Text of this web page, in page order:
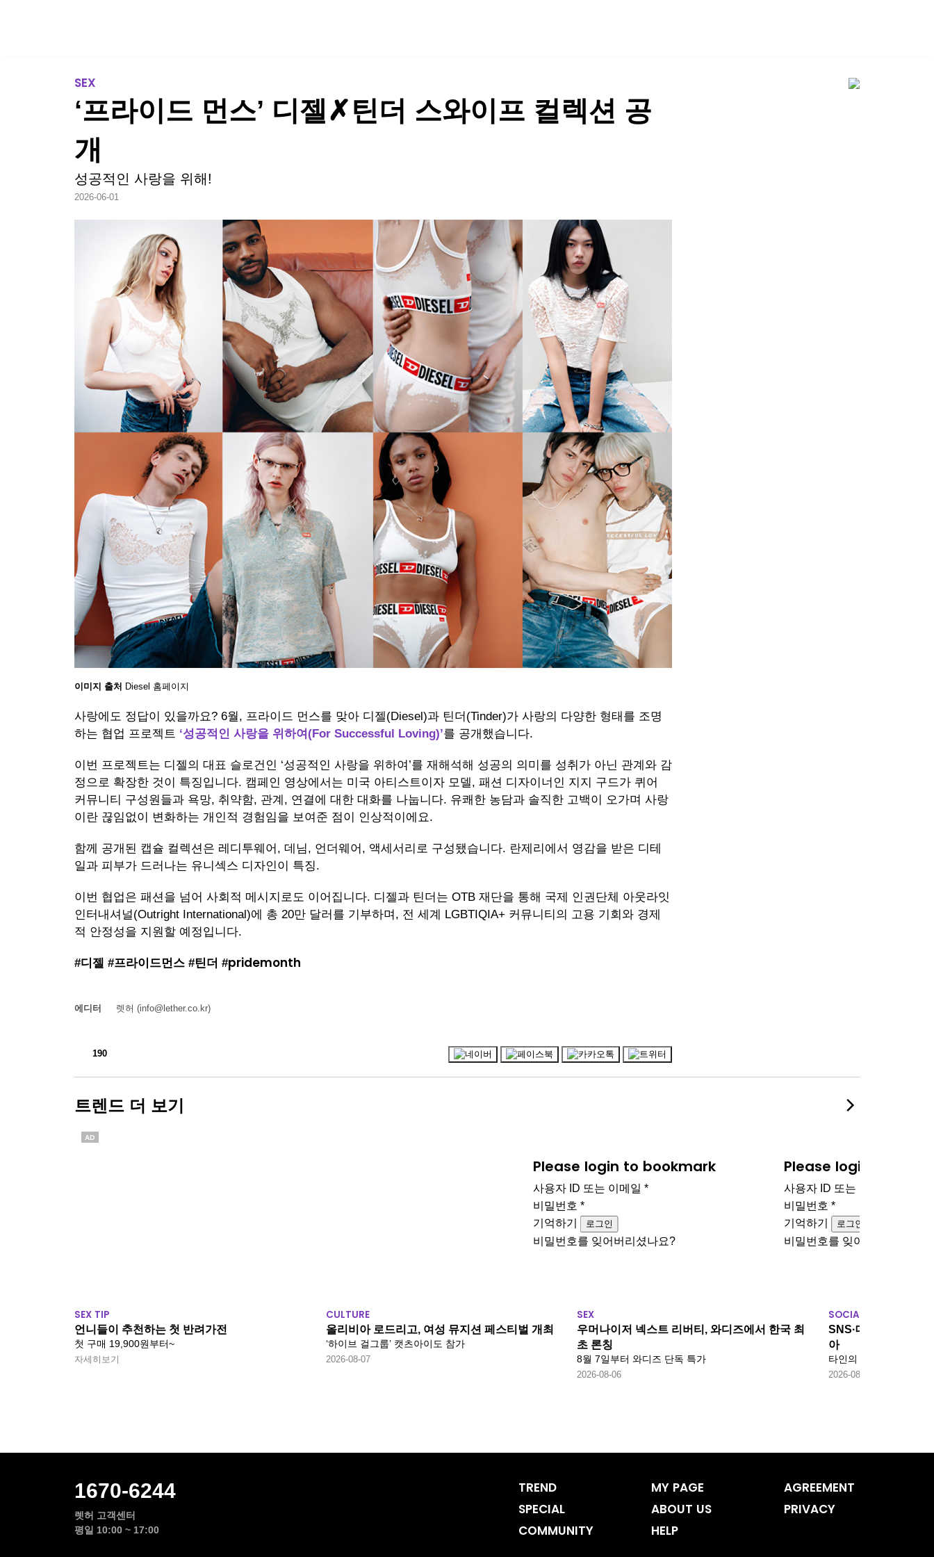
SEX
‘프라이드 먼스’ 디젤✗틴더 스와이프 컬렉션 공
개
성공적인 사랑을 위해!
2026-06-01
이미지 출처 Diesel 홈페이지
사랑에도 정답이 있을까요? 6월, 프라이드 먼스를 맞아 디젤(Diesel)과 틴더(Tinder)가 사랑의 다양한 형태를 조명
하는 협업 프로젝트 ‘성공적인 사랑을 위하여(For Successful Loving)’를 공개했습니다.
이번 프로젝트는 디젤의 대표 슬로건인 ‘성공적인 사랑을 위하여’를 재해석해 성공의 의미를 성취가 아닌 관계와 감
정으로 확장한 것이 특징입니다. 캠페인 영상에서는 미국 아티스트이자 모델, 패션 디자이너인 지지 구드가 퀴어
커뮤니티 구성원들과 욕망, 취약함, 관계, 연결에 대한 대화를 나눕니다. 유쾌한 농담과 솔직한 고백이 오가며 사랑
이란 끊임없이 변화하는 개인적 경험임을 보여준 점이 인상적이에요.
함께 공개된 캡슐 컬렉션은 레디투웨어, 데님, 언더웨어, 액세서리로 구성됐습니다. 란제리에서 영감을 받은 디테
일과 피부가 드러나는 유니섹스 디자인이 특징.
이번 협업은 패션을 넘어 사회적 메시지로도 이어집니다. 디젤과 틴더는 OTB 재단을 통해 국제 인권단체 아웃라잇
인터내셔널(Outright International)에 총 20만 달러를 기부하며, 전 세계 LGBTIQIA+ 커뮤니티의 고용 기회와 경제
적 안정성을 지원할 예정입니다.
#디젤 #프라이드먼스 #틴더 #pridemonth
190
에디터 렛허 (info@lether.co.kr)
트렌드 더 보기
AD
SEX TIP
언니들이 추천하는 첫 반려가전
첫 구매 19,900원부터~
자세히보기
Please login to bookmark
사용자 ID 또는 이메일 *
비밀번호 *
기억하기
로그인
비밀번호를 잊어버리셨나요?
CULTURE
올리비아 로드리고, 여성 뮤지션 페스티벌 개최
‘하이브 걸그룹’ 캣츠아이도 참가
2026-08-07
Please login to
사용자 ID 또는 이메일
비밀번호*
기억하기
로그인
비밀번호를 잊어버리셨나요?
SEX
우머나이저 넥스트 리버티, 와디즈에서 한국 최
초 론칭
8월 7일부터 와디즈 단독 특가
2026-08-06
SOCIAL
SNS·데이트앱 많이
아
타인의 평가와 비교에
2026-08-05
1670-6244
렛허 고객센터
평일 10:00 ~ 17:00
TREND
SPECIAL
COMMUNITY
MY PAGE
ABOUT US
HELP
AGREEMENT
PRIVACY